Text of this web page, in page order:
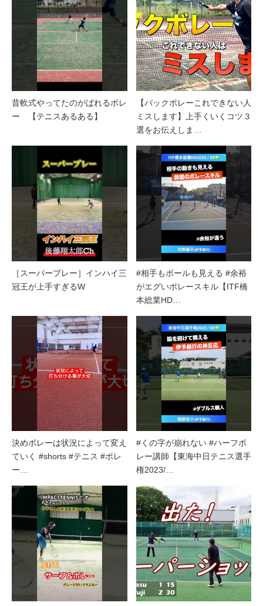
昔軟式やってたのがばれるボレ
ー 【テニスあるある】
【バックボレーこれできない人
ミスします】上手くいくコツ３
選をお伝えしま…
［スーパープレー］インハイ三
冠王が上手すぎるW
#相手もボールも見える #余裕
がエグいボレースキル【ITF橋
本総業HD…
決めボレーは状況によって変え
ていく #shorts #テニス #ボレ
ー…
#くの字が崩れない #ハーフボ
レー講師【東海中日テニス選手
権2023/…